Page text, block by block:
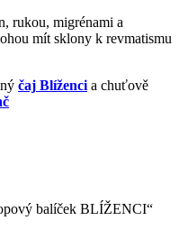
rukou, migrénami a
mít sklony k revmatismu
čaj Blíženci a chuťově
balíček BLÍŽENCI“